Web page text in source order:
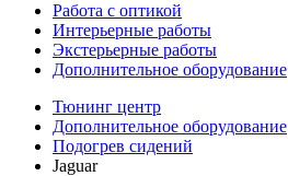
Работа с оптикой
Интерьерные работы
Экстерьерные работы
Дополнительное оборудование
Тюнинг центр
Дополнительное оборудование
Подогрев сидений
Jaguar